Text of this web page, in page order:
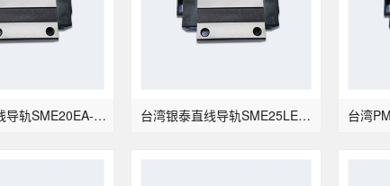
PMI银泰直线导轨SME20EA-带钢珠链带型 台湾银泰直线导轨SME25LEA-带钢珠链带型